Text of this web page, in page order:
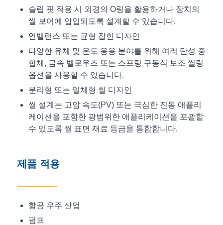
슬립 핏 적용 시 외경의 O링을 활용하거나 장치의
씰 보어에 압입되도록 설계할 수 있습니다.
언밸런스 또는 균형 잡힌 디자인
다양한 유체 및 온도 응용 분야를 위해 여러 탄성 중
합체, 금속 벨로우즈 또는 스프링 구동식 보조 씰링
옵션을 사용할 수 있습니다.
분리형 또는 일체형 씰 디자인
씰 설계는 고압 속도(PV) 또는 극심한 진동 애플리
케이션을 포함한 광범위한 애플리케이션을 포괄할
수 있도록 씰 표면 재료 등급을 통합합니다.
제품 적용
항공 우주 산업
펌프